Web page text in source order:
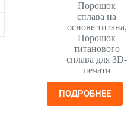
Порошок
сплава на
основе титана,
Порошок
титанового
сплава для 3D-
печати
ПОДРОБНЕЕ